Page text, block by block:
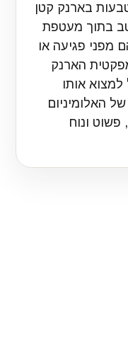
בארנק קטן
בתוך מעטפת
מפני פגיעה או
הארנק
אותו
האלומיניום
ונוח